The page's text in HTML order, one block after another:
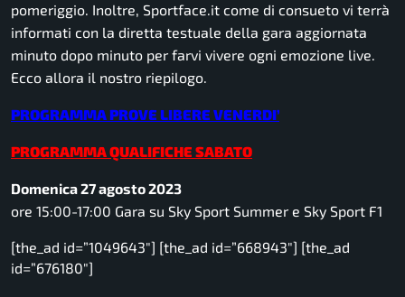
pomeriggio. Inoltre, Sportface.it come di consueto vi terrà
informati con la diretta testuale della gara aggiornata
minuto dopo minuto per farvi vivere ogni emozione live.
Ecco allora il nostro riepilogo.
PROGRAMMA PROVE LIBERE VENERDI’
PROGRAMMA QUALIFICHE SABATO
Domenica 27 agosto 2023
ore 15:00-17:00 Gara su Sky Sport Summer e Sky Sport F1
[the_ad id=”1049643″] [the_ad id=”668943″] [the_ad
id=”676180″]